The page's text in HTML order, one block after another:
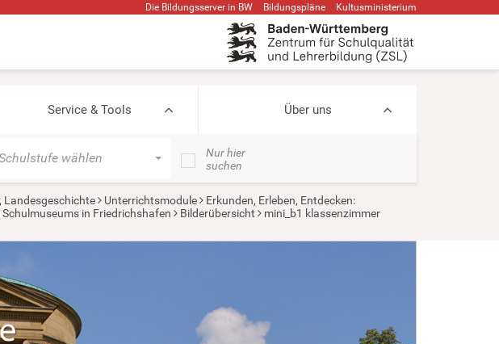
Die Bildungsserver in BW Bildungspläne Kultusministerium
Service & Tools Über uns
wählen
Nur hier
suchen
Landesgeschichte Unterrichtsmodule
Erkunden, Erleben, Entdecken:
in Friedrichshafen Bilderübersicht
mini_b1 klassenzimmer